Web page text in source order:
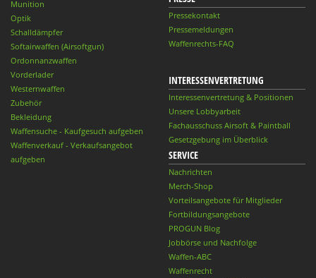
Munition
Optik
Schalldämpfer
Softairwaffen (Airsoftgun)
Ordonnanzwaffen
Vorderlader
Westernwaffen
Zubehör
Bekleidung
Waffensuche - Kaufgesuch aufgeben
Waffenverkauf - Verkaufsangebot
aufgeben
Pressekontakt
Pressemeldungen
Waffenrechts-FAQ
INTERESSENVERTRETUNG
Interessenvertretung & Positionen
Unsere Lobbyarbeit
Fachausschuss Airsoft & Paintball
Gesetzgebung im Überblick
SERVICE
Nachrichten
Merch-Shop
Vorteilsangebote für Mitglieder
Fortbildungsangebote
PROGUN Blog
Jobbörse und Nachfolge
Waffen-ABC
Waffenrecht